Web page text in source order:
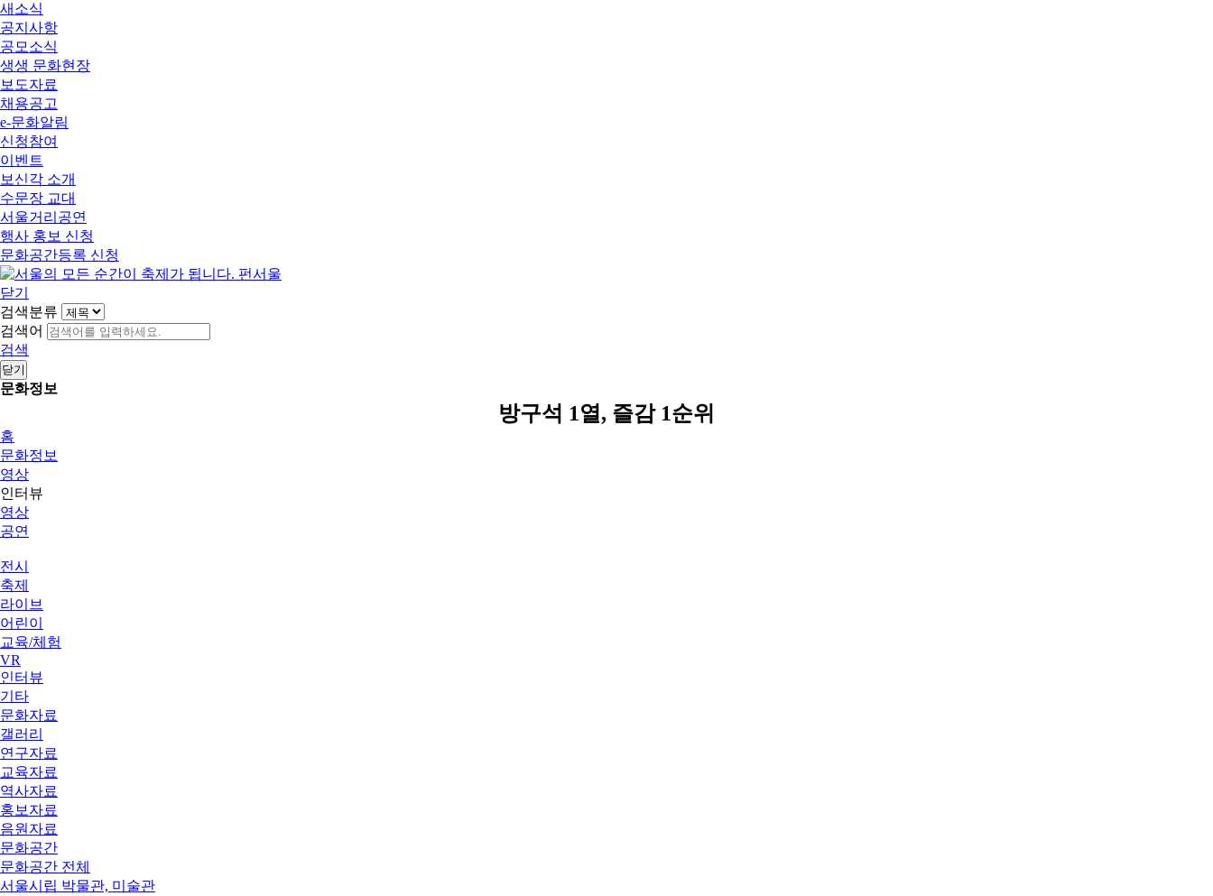
새소식
공지사항
공모소식
생생 문화현장
보도자료
채용공고
e-문화알림
신청참여
이벤트
보신각 소개
수문장 교대
서울거리공연
행사 홍보 신청
문화공간등록 신청
닫기
검색분류
검색어
검색
닫기
문화정보
방구석 1열, 즐감 1순위
홈
문화정보
영상
인터뷰
영상
공연
전시
축제
라이브
어린이
교육/체험
VR
인터뷰
기타
문화자료
갤러리
연구자료
교육자료
역사자료
홍보자료
음원자료
문화공간
문화공간 전체
서울시립 박물관, 미술관